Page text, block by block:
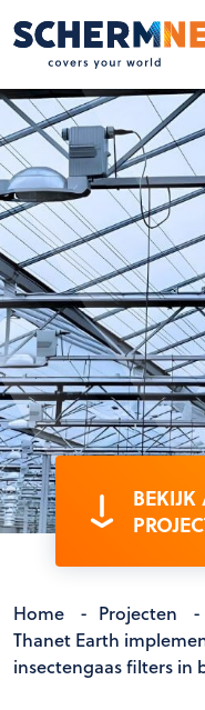
BEKIJK
Home - Projecten
-
Thanet Earth
insectengaas filters in